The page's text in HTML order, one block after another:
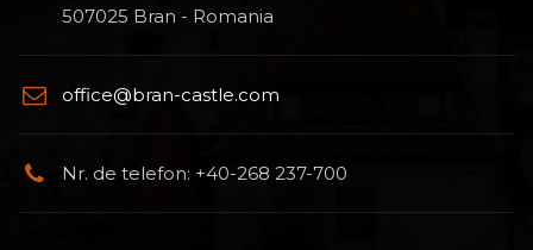
507025 Bran - Romania
office@bran-castle.com
Nr. de telefon: +40-268 237-700